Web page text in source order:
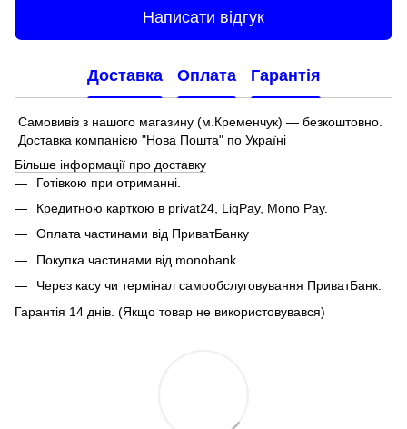
Написати відгук
Доставка Оплата Гарантія
Самовивіз з нашого магазину (м.Кременчук) — безкоштовно.
Доставка компанією "Нова Пошта" по Україні
Більше інформації про доставку
Готівкою при отриманні.
Кредитною карткою в privat24, LiqPay, Mono Pay.
Оплата частинами від ПриватБанку
Покупка частинами від monobank
Через касу чи термінал самообслуговування ПриватБанк.
Гарантія 14 днів. (Якщо товар не використовувався)